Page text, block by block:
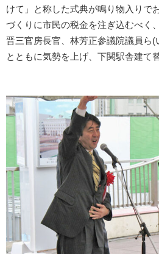
けて」と称した式典が鳴り物入りで
づくりに市民の税金を注ぎ込むべく
晋三官房長官、林芳正参議院議員ら
とともに気勢を上げ、下関駅舎建て